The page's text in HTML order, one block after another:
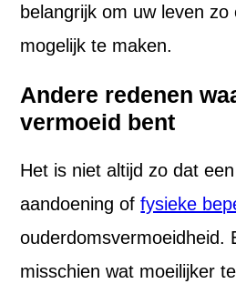
belangrijk om uw leven zo
mogelijk te maken.
Andere redenen
vermoeid bent
Het is niet altijd zo dat
aandoening offysieke
ouderdomsvermoeidheid.
misschien wat moeilijker